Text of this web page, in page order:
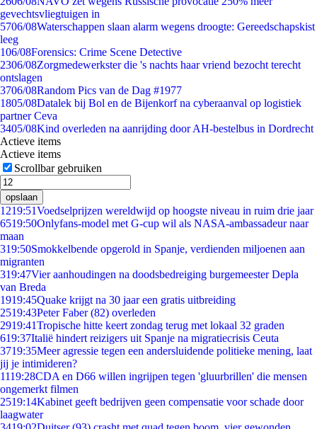
gevechtsvliegtuigen in
5706/08Waterschappen slaan alarm wegens droogte: Gereedschapskist
leeg
106/08Forensics: Crime Scene Detective
2306/08Zorgmedewerkster die 's nachts haar vriend bezocht terecht
ontslagen
3706/08Random Pics van de Dag #1977
1805/08Datalek bij Bol en de Bijenkorf na cyberaanval op logistiek
partner Ceva
3405/08Kind overleden na aanrijding door AH-bestelbus in Dordrecht
Actieve items
Actieve items
Scrollbar gebruiken
opslaan
1219:51Voedselprijzen wereldwijd op hoogste niveau in ruim drie jaar
6519:50Onlyfans-model met G-cup wil als NASA-ambassadeur naar
maan
319:50Smokkelbende opgerold in Spanje, verdienden miljoenen aan
migranten
319:47Vier aanhoudingen na doodsbedreiging burgemeester Depla
van Breda
1919:45Quake krijgt na 30 jaar een gratis uitbreiding
2519:43Peter Faber (82) overleden
2919:41Tropische hitte keert zondag terug met lokaal 32 graden
619:37Italië hindert reizigers uit Spanje na migratiecrisis Ceuta
3719:35Meer agressie tegen een andersluidende politieke mening, laat
jij je intimideren?
1119:28CDA en D66 willen ingrijpen tegen 'gluurbrillen' die mensen
ongemerkt filmen
2519:14Kabinet geeft bedrijven geen compensatie voor schade door
laagwater